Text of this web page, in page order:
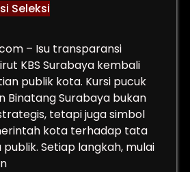
Seleksi
– Isu transparansi
KBS Surabaya kembali
publik kota. Kursi pucuk
Binatang Surabaya bukan
tetapi juga simbol
kota terhadap tata
Setiap langkah, mulai